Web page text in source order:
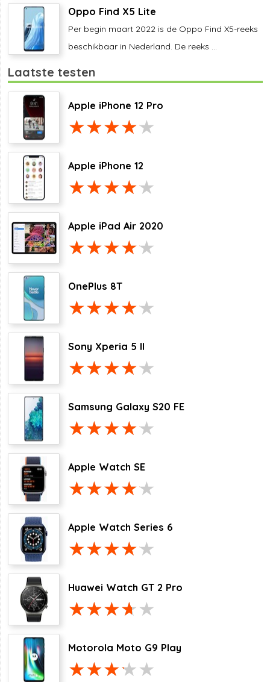
Oppo Find X5 Lite
Per begin maart 2022 is de Oppo Find X5-reeks
beschikbaar in Nederland. De reeks ...
Laatste testen
Apple iPhone 12 Pro
Apple iPhone 12
Apple iPad Air 2020
OnePlus 8T
Sony Xperia 5 II
Samsung Galaxy S20 FE
Apple Watch SE
Apple Watch Series 6
Huawei Watch GT 2 Pro
Motorola Moto G9 Play